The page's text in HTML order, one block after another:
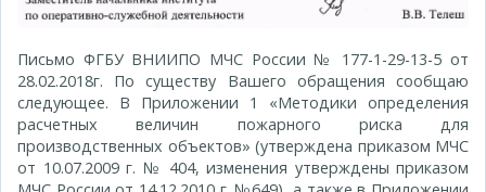
Письмо ФГБУ ВНИИПО МЧС России № 177-1-29-13-5 от
28.02.2018г. По существу Вашего обращения сообщаю
следующее. В Приложении 1 «Методики определения
расчетных величин пожарного риска для
производственных объектов» (утверждена приказом МЧС
от 10.07.2009 г. № 404, изменения утверждены приказом